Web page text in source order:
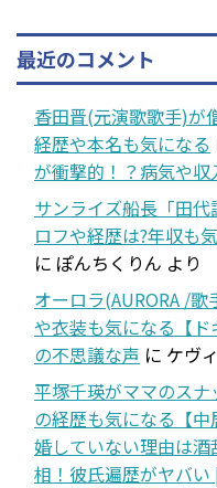
最近のコメント
香田晋(元演歌歌手)が
経歴や本名も気になる
が衝撃的！？病気や収
サンライズ船長「田
ロフや経歴は?年収も
に ぽんちくりん より
オーロラ(AURORA /
や衣装も気になる【
の不思議な声 に ケヴ
平塚千瑛がママのスナ
の経歴も気になる【中
婚していない理由は
相！彼氏遍歴がヤバ